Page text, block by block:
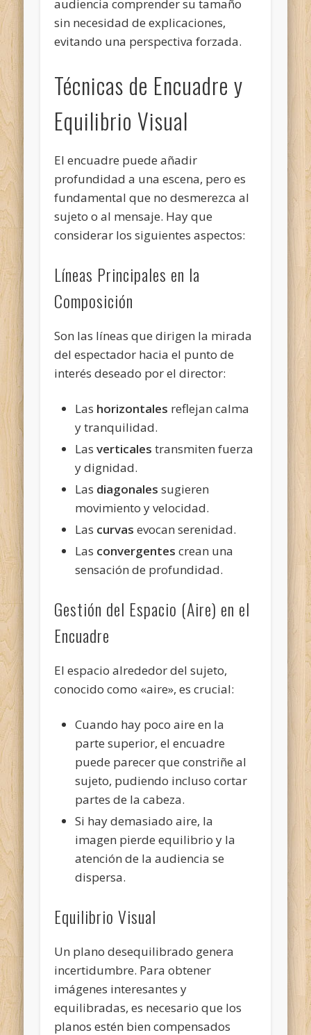
audiencia comprender su tamaño
sin necesidad de explicaciones,
evitando una perspectiva forzada.
Técnicas de Encuadre y
Equilibrio Visual
El encuadre puede añadir
profundidad a una escena, pero es
fundamental que no desmerezca al
sujeto o al mensaje. Hay que
considerar los siguientes aspectos:
Líneas Principales en la
Composición
Son las líneas que dirigen la mirada
del espectador hacia el punto de
interés deseado por el director:
Las horizontales reflejan calma
y tranquilidad.
Lasverticales transmiten fuerza
y dignidad.
Las diagonales sugieren
movimiento y velocidad.
Las curvas evocan serenidad.
Las convergentes crean una
sensación de profundidad.
Gestión del Espacio (Aire) en el
Encuadre
El espacio alrededor del sujeto,
conocido como «aire», es crucial:
Cuando hay poco aire en la
parte superior, el encuadre
puede parecer que constriñe al
sujeto, pudiendo incluso cortar
partes de la cabeza.
Si hay demasiado aire, la
imagen pierde equilibrio y la
atención de la audiencia se
dispersa.
Equilibrio Visual
Un plano desequilibrado genera
incertidumbre. Para obtener
imágenes interesantes y
equilibradas, es necesario que los
planos estén bien compensados